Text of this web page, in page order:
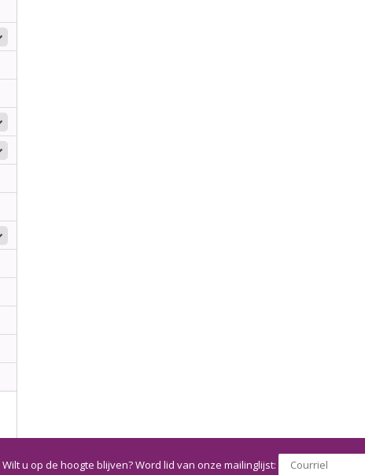
Wilt u op de hoogte blijven? Word lid van onze mailinglijst: